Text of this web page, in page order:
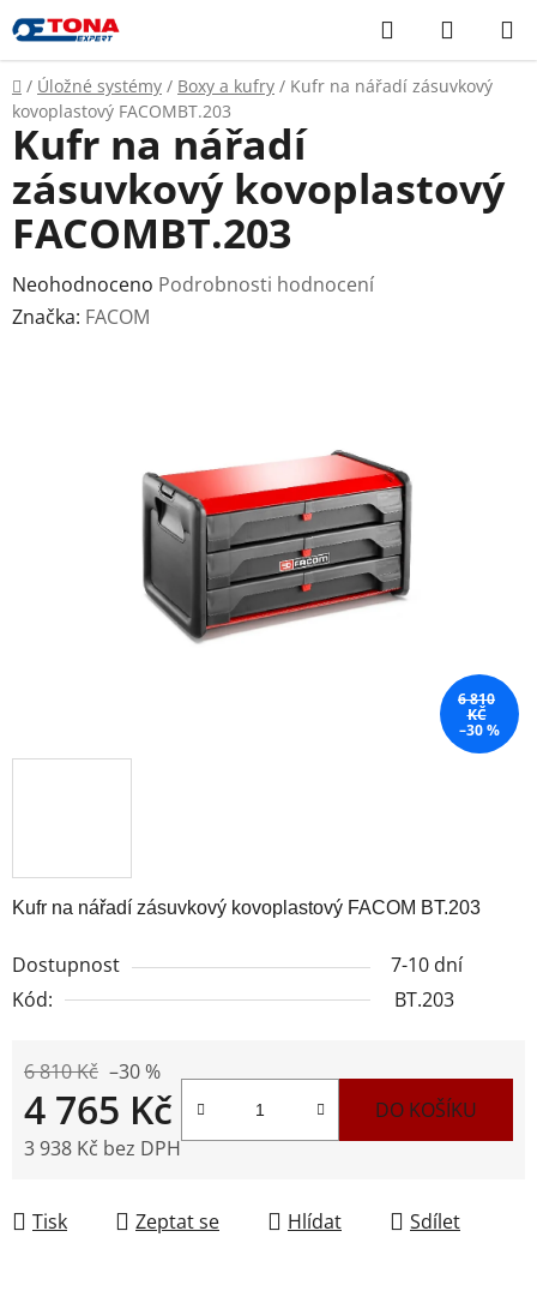
Přejít
na
obsah
Hledat
KOŠÍK
Domů
/ Úložné systémy / Boxy a kufry / Kufr na nářadí zásuvkový
kovoplastový FACOMBT.203
Kufr na nářadí zásuvkový kovoplastový FACOM BT.203
Dostupnost
7-10 dní
Kód:
BT.203
6 810 Kč –30 %
4 765 Kč
3 938 Kč bez DPH
DO KOŠÍKU
Tisk Zeptat se Hlídat Sdílet
Kufr na nářadí
zásuvkový kovoplastový
FACOMBT.203
Průměrné
hodnocení
Neohodnoceno Podrobnosti hodnocení
Značka: FACOM
6 810
KČ
–30 %